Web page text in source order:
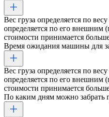
Вес груза определяется по
определяется по его внешним
стоимости принимается
Время ожидания машины для
Вес груза определяется по
определяется по его внешним
стоимости принимается
По каким дням можно забрать